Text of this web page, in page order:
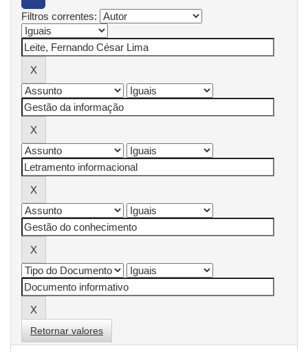
Filtros correntes:
Retornar valores